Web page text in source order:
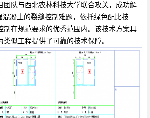
团队与西北农林科技大学联合攻关，成功解
凝土的裂缝控制难题，依托绿色配比技
制在规范要求的优秀范围内。该技术方案具
似工程提供了可靠的技术保障。